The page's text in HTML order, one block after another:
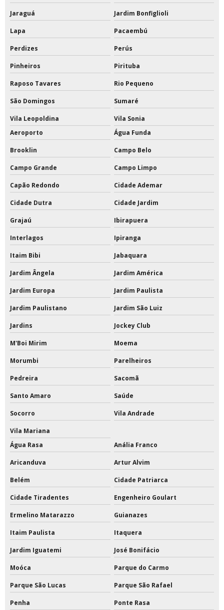
Tabela de basquete oficial a venda
Tabela de basquete oficial com suporte
Tabela de basquete oficial de acrílico preço
Tabela de basquete oficial em vidro temperado
Tabela de basquete oficial movel
Tabelas de basquete móvel
Tabelas de basquete para condomínios
Tabelas de basquete profissional
Tampa para poste de vôlei
Tinta acrílica a base de água
Tinta acrílica a base de água 18 litros
Tinta acrílica interna e externa
Tinta acrílica para quadra
Tinta de poliuretano
Tinta de poliuretano para piso
Tinta de poliuretano para piso externo
Tinta epóxi a base de solvente 18 litros
Tinta epóxi área externa
Tinta epóxi base solvente
Tinta epóxi base solvente preço
Tinta epóxi com catalisador
Tinta epóxi com catalisador preço
Tinta epóxi ferro
Tinta epóxi fosca
Jaraguá Jardim Bonfiglioli
Lapa Pacaembú
Perdizes Perús
Pinheiros Pirituba
Raposo Tavares Rio Pequeno
São Domingos Sumaré
Vila Leopoldina
Vila Sonia
Aeroporto
Água Funda
Brooklin Campo Belo
Campo Grande Campo Limpo
Capão Redondo Cidade Ademar
Cidade Dutra Cidade Jardim
Grajaú Ibirapuera
Interlagos Ipiranga
Itaim Bibi Jabaquara
Jardim Ângela Jardim América
Jardim Europa Jardim Paulista
Jardim Paulistano Jardim São Luiz
Jardins Jockey Club
M'Boi Mirim Moema
Morumbi Parelheiros
Pedreira Sacomã
Santo Amaro Saúde
Socorro Vila Andrade
Vila Mariana
Água Rasa
Anália Franco
Aricanduva Artur Alvim
Belém Cidade Patriarca
Cidade Tiradentes Engenheiro Goulart
Ermelino Matarazzo Guianazes
Itaim Paulista Itaquera
Jardim Iguatemi José Bonifácio
Moóca Parque do Carmo
Parque São Lucas Parque São Rafael
Penha Ponte Rasa